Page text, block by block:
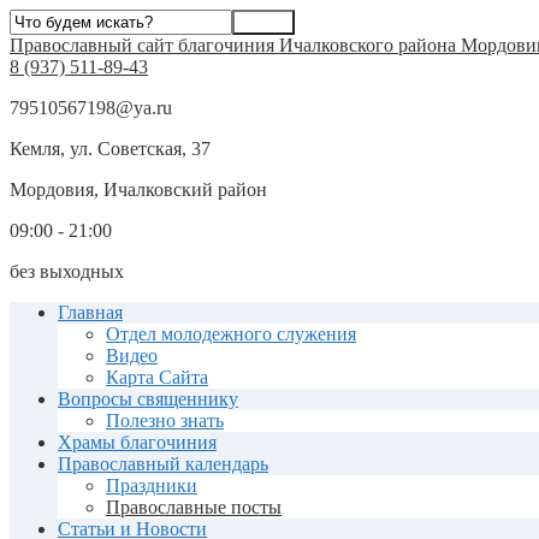
Православный сайт благочиния Ичалковского района
8 (937) 511-89-43
79510567198@ya.ru
Кемля, ул. Советская, 37
Мордовия, Ичалковский район
09:00 - 21:00
без выходных
Главная
Отдел молодежного служения
Видео
Карта Сайта
Вопросы священнику
Полезно знать
Храмы благочиния
Православный календарь
Праздники
Православные посты
Статьи и Новости